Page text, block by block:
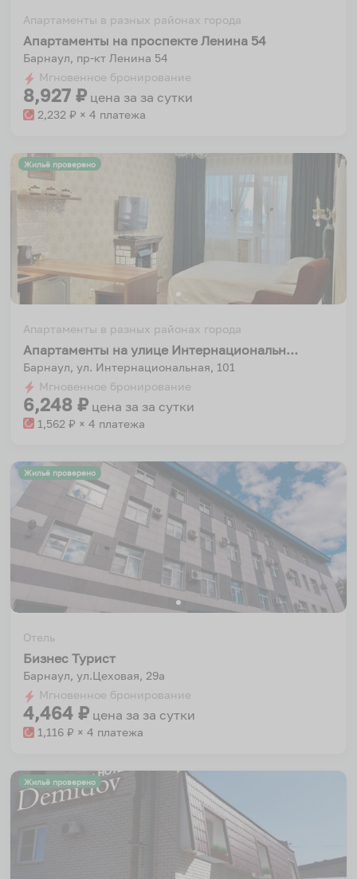
Апартаменты в разных районах города
Апартаменты на проспекте Ленина 54
Барнаул, пр-кт Ленина 54
Мгновенное бронирование
8,927 ₽ цена за за сутки
2,232 ₽ × 4 платежа
Жильё проверено
Апартаменты в разных районах города
Апартаменты на улице Интернациональная 101
Барнаул, ул. Интернациональная, 101
Мгновенное бронирование
6,248 ₽ цена за за сутки
1,562 ₽ × 4 платежа
Жильё проверено
Отель
Бизнес Турист
Барнаул, ул.Цеховая, 29а
Мгновенное бронирование
4,464 ₽ цена за за сутки
1,116 ₽ × 4 платежа
Жильё проверено